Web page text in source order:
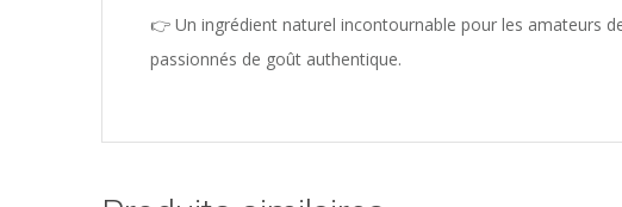
👉 Un ingrédient naturel incontournable pour les amateurs
passionnés de goût authentique.